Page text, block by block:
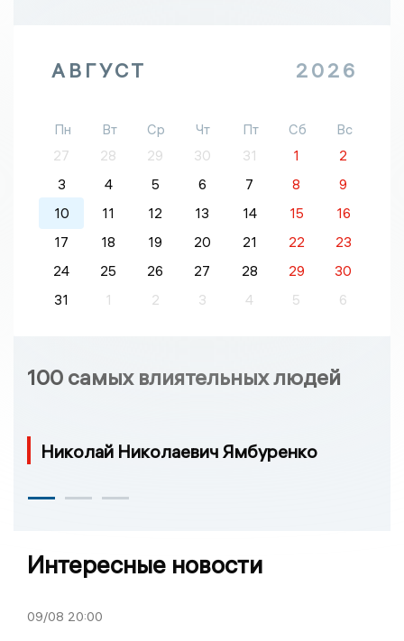
АВГУСТ 2026
Пн Вт Ср Чт Пт Сб
Вс
27
28 29 30 31 1
2
3
4 5 6 7 8
9
10
11 12 13 14 15
16
17
18 19 20 21 22
23
24
25 26 27 28 29
30
31
1 2 3 4 5 6
100 самых влиятельных людей
Николай Николаевич Ямбуренко
Интересные новости
09/08 20:00